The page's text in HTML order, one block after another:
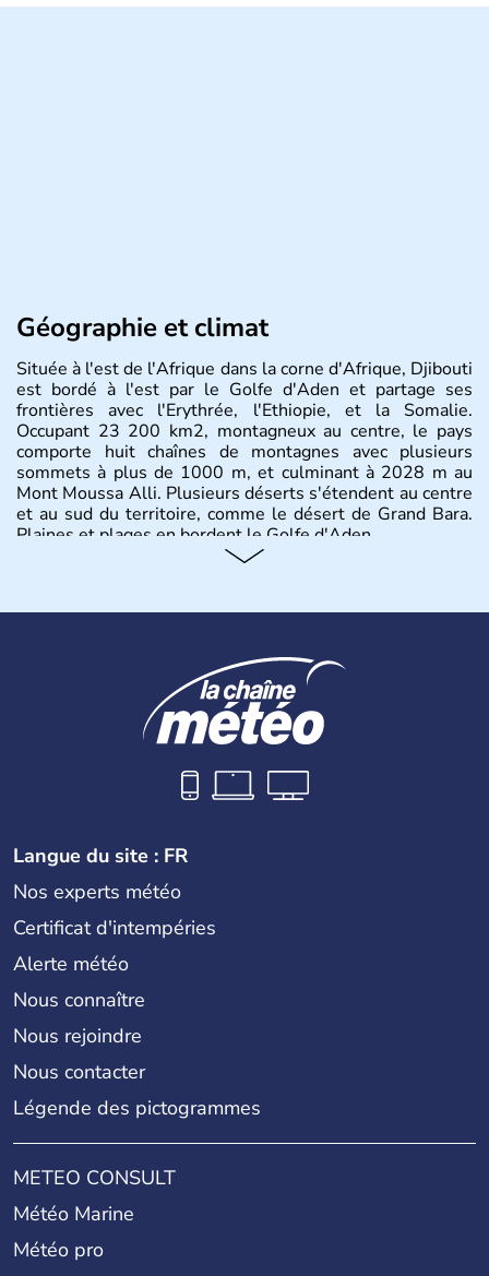
Géographie et climat
Située à l'est de l'Afrique dans la corne d'Afrique, Djibouti
est bordé à l'est par le Golfe d'Aden et partage ses
frontières avec l'Erythrée, l'Ethiopie, et la Somalie.
Occupant 23 200 km2, montagneux au centre, le pays
comporte huit chaînes de montagnes avec plusieurs
sommets à plus de 1000 m, et culminant à 2028 m au
Mont Moussa Alli. Plusieurs déserts s'étendent au centre
et au sud du territoire, comme le désert de Grand Bara.
Plaines et plages en bordent le Golfe d'Aden.
Langue du site : FR
Nos experts météo
Certificat d'intempéries
Alerte météo
Nous connaître
Nous rejoindre
Nous contacter
Légende des pictogrammes
METEO CONSULT
Météo Marine
Météo pro